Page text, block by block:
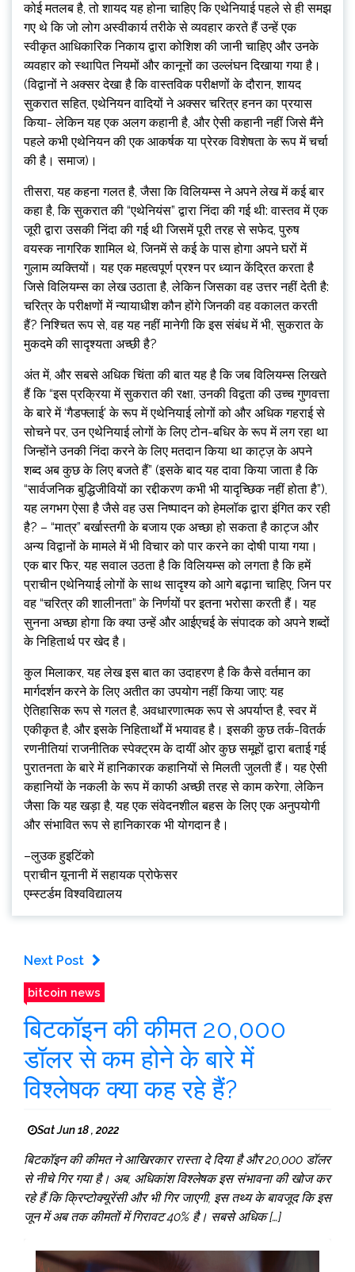
कोई मतलब है, तो शायद यह होना चाहिए कि एथेनियाई पहले से ही समझ
गए थे कि जो लोग अस्वीकार्य तरीके से व्यवहार करते हैं उन्हें एक
स्वीकृत आधिकारिक निकाय द्वारा कोशिश की जानी चाहिए और उनके
व्यवहार को स्थापित नियमों और कानूनों का उल्लंघन दिखाया गया है।
(विद्वानों ने अक्सर देखा है कि वास्तविक परीक्षणों के दौरान, शायद
सुकरात सहित, एथेनियन वादियों ने अक्सर चरित्र हनन का प्रयास
किया- लेकिन यह एक अलग कहानी है, और ऐसी कहानी नहीं जिसे मैंने
पहले कभी एथेनियन की एक आकर्षक या प्रेरक विशेषता के रूप में चर्चा
की है। समाज)।
तीसरा, यह कहना गलत है, जैसा कि विलियम्स ने अपने लेख में कई बार
कहा है, कि सुकरात की “एथेनियंस” द्वारा निंदा की गई थी: वास्तव में एक
जूरी द्वारा उसकी निंदा की गई थी जिसमें पूरी तरह से सफेद, पुरुष
वयस्क नागरिक शामिल थे, जिनमें से कई के पास होगा अपने घरों में
गुलाम व्यक्तियों। यह एक महत्वपूर्ण प्रश्न पर ध्यान केंद्रित करता है
जिसे विलियम्स का लेख उठाता है, लेकिन जिसका वह उत्तर नहीं देती है:
चरित्र के परीक्षणों में न्यायाधीश कौन होंगे जिनकी वह वकालत करती
हैं? निश्चित रूप से, वह यह नहीं मानेगी कि इस संबंध में भी, सुकरात के
मुकदमे की सादृश्यता अच्छी है?
अंत में, और सबसे अधिक चिंता की बात यह है कि जब विलियम्स लिखते
हैं कि “इस प्रक्रिया में सुकरात की रक्षा, उनकी विद्वता की उच्च गुणवत्ता
के बारे में ‘गैडफ्लाई’ के रूप में एथेनियाई लोगों को और अधिक गहराई से
सोचने पर, उन एथेनियाई लोगों के लिए टोन-बधिर के रूप में लग रहा था
जिन्होंने उनकी निंदा करने के लिए मतदान किया था काट्ज़ के अपने
शब्द अब कुछ के लिए बजते हैं” (इसके बाद यह दावा किया जाता है कि
“सार्वजनिक बुद्धिजीवियों का रद्दीकरण कभी भी यादृच्छिक नहीं होता है”),
यह लगभग ऐसा है जैसे वह उस निष्पादन को हेमलॉक द्वारा इंगित कर रही
है? – “मात्र” बर्खास्तगी के बजाय एक अच्छा हो सकता है काट्ज और
अन्य विद्वानों के मामले में भी विचार को पार करने का दोषी पाया गया।
एक बार फिर, यह सवाल उठता है कि विलियम्स को लगता है कि हमें
प्राचीन एथेनियाई लोगों के साथ सादृश्य को आगे बढ़ाना चाहिए, जिन पर
वह “चरित्र की शालीनता” के निर्णयों पर इतना भरोसा करती हैं। यह
सुनना अच्छा होगा कि क्या उन्हें और आईएचई के संपादक को अपने शब्दों
के निहितार्थ पर खेद है।
कुल मिलाकर, यह लेख इस बात का उदाहरण है कि कैसे वर्तमान का
मार्गदर्शन करने के लिए अतीत का उपयोग नहीं किया जाए: यह
ऐतिहासिक रूप से गलत है, अवधारणात्मक रूप से अपर्याप्त है, स्वर में
एकीकृत है, और इसके निहितार्थों में भयावह है। इसकी कुछ तर्क-वितर्क
रणनीतियां राजनीतिक स्पेक्ट्रम के दायीं ओर कुछ समूहों द्वारा बताई गई
पुरातनता के बारे में हानिकारक कहानियों से मिलती जुलती हैं। यह ऐसी
कहानियों के नकली के रूप में काफी अच्छी तरह से काम करेगा, लेकिन
जैसा कि यह खड़ा है, यह एक संवेदनशील बहस के लिए एक अनुपयोगी
और संभावित रूप से हानिकारक भी योगदान है।
–लुउक हुइटिंको
प्राचीन यूनानी में सहायक प्रोफेसर
एम्स्टर्डम विश्वविद्यालय
Next Post
bitcoin news
बिटकॉइन की कीमत 20,000
डॉलर से कम होने के बारे में
विश्लेषक क्या कह रहे हैं?
Sat Jun 18 , 2022
बिटकॉइन की कीमत ने आखिरकार रास्ता दे दिया है और 20,000 डॉलर
से नीचे गिर गया है। अब, अधिकांश विश्लेषक इस संभावना की खोज कर
रहे हैं कि क्रिप्टोक्यूरेंसी और भी गिर जाएगी, इस तथ्य के बावजूद कि इस
जून में अब तक कीमतों में गिरावट 40% है। सबसे अधिक […]